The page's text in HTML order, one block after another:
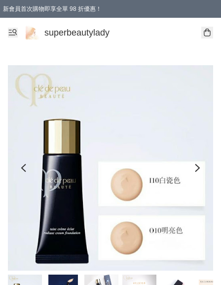
新會員首次購物即享全單 98 折優惠！
會員折扣優惠
superbeautylady